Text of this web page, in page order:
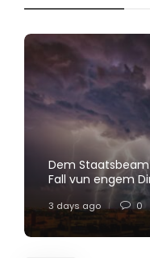
Dem
Fall vun engem
3 days ago 0